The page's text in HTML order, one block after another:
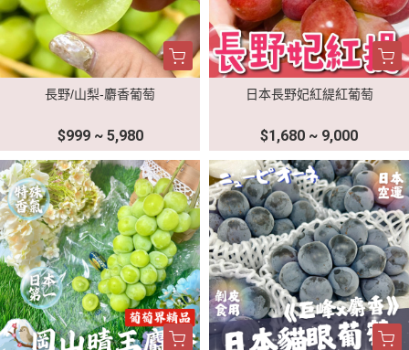
長野/山梨-麝香葡萄
$999 ~ 5,980
日本長野妃紅緹紅葡萄
$1,680 ~ 9,000